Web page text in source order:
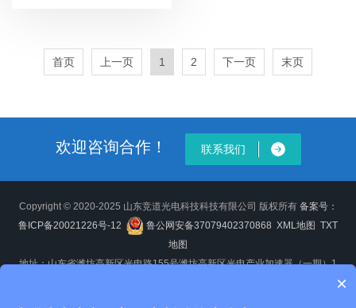
首页 上一页 1 2 下一页 末页
欢迎咨询合作！ 联系我们
Copyright © 2020-2025 山东竞道光电科技科技有限公司 版权所有 备案号：
鲁ICP备20021226号-12
鲁公网安备37079402370868 XML地图 TXT
地图
地址：山东省潍坊高新区光电路155号潍坊高新区光电产业加速器（一期）1
×